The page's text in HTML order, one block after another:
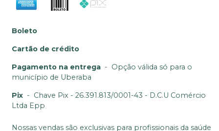
Boleto
Cartão de crédito
Pagamento na entrega - Opção válida só para o
município de Uberaba
Pix - Chave Pix - 26.391.813/0001-43 - D.C.U Comércio
Ltda Epp
Nossas vendas são exclusivas para profissionais da saúde